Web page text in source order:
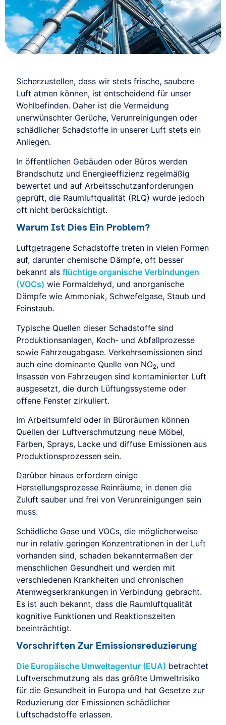
Sicherzustellen, dass wir stets frische, saubere
Luft atmen können, ist entscheidend für unser
Wohlbefinden. Daher ist die Vermeidung
unerwünschter Gerüche, Verunreinigungen oder
schädlicher Schadstoffe in unserer Luft stets ein
Anliegen.
In öffentlichen Gebäuden oder Büros werden
Brandschutz und Energieeffizienz regelmäßig
bewertet und auf Arbeitsschutzanforderungen
geprüft, die Raumluftqualität (RLQ) wurde jedoch
oft nicht berücksichtigt.
Warum Ist Dies Ein Problem?
Luftgetragene Schadstoffe treten in vielen Formen
auf, darunter chemische Dämpfe, oft besser
bekannt alsflüchtige organische Verbindungen
(VOCs) wie Formaldehyd, und anorganische
Dämpfe wie Ammoniak, Schwefelgase, Staub und
Feinstaub.
Typische Quellen dieser Schadstoffe sind
Produktionsanlagen, Koch- und Abfallprozesse
sowie Fahrzeugabgase. Verkehrsemissionen sind
auch eine dominante Quelle von NO2, und
Insassen von Fahrzeugen sind kontaminierter Luft
ausgesetzt, die durch Lüftungssysteme oder
offene Fenster zirkuliert.
Im Arbeitsumfeld oder in Büroräumen können
Quellen der Luftverschmutzung neue Möbel,
Farben, Sprays, Lacke und diffuse Emissionen aus
Produktionsprozessen sein.
Darüber hinaus erfordern einige
Herstellungsprozesse Reinräume, in denen die
Zuluft sauber und frei von Verunreinigungen sein
muss.
Schädliche Gase und VOCs, die möglicherweise
nur in relativ geringen Konzentrationen in der Luft
vorhanden sind, schaden bekanntermaßen der
menschlichen Gesundheit und werden mit
verschiedenen Krankheiten und chronischen
Atemwegserkrankungen in Verbindung gebracht.
Es ist auch bekannt, dass die Raumluftqualität
kognitive Funktionen und Reaktionszeiten
beeinträchtigt.
Vorschriften Zur Emissionsreduzierung
Die Europäische Umweltagentur (EUA) betrachtet
Luftverschmutzung als das größte Umweltrisiko
für die Gesundheit in Europa und hat Gesetze zur
Reduzierung der Emissionen schädlicher
Luftschadstoffe erlassen.